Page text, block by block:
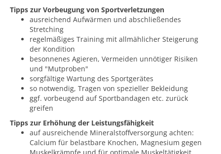
Tipps zur Vorbeugung von Sportverletzungen
ausreichend Aufwärmen und abschließendes
Stretching
regelmäßiges Training mit allmählicher Steigerung
der Kondition
besonnenes Agieren, Vermeiden unnötiger Risiken
und "Mutproben"
sorgfältige Wartung des Sportgerätes
so notwendig, Tragen von spezieller Bekleidung
ggf. vorbeugend auf Sportbandagen etc. zurück
greifen
Tipps zur Erhöhung der Leistungsfähigkeit
auf ausreichende Mineralstoffversorgung achten:
Calcium für belastbare Knochen, Magnesium gegen